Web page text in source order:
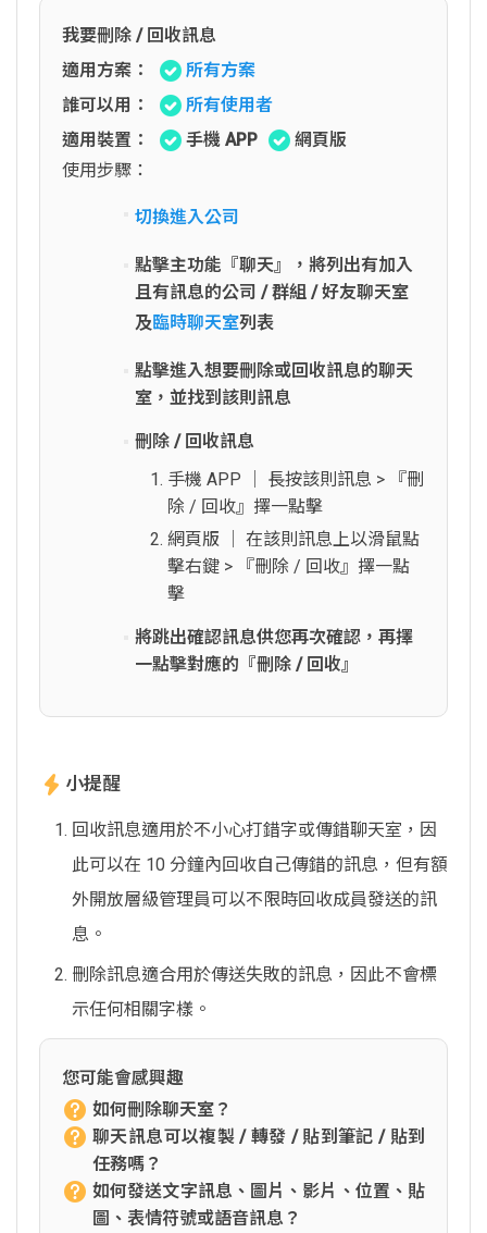
我要刪除 / 回收訊息
適用方案：
所有方案
誰可以用：
所有使用者
適用裝置：
手機 APP
網頁版
使用步驟：
切換進入公司
點擊主功能『聊天』，將列出有加入
且有訊息的公司 / 群組 / 好友聊天室
及臨時聊天室列表
點擊進入想要刪除或回收訊息的聊天
室，並找到該則訊息
刪除 / 回收訊息
手機 APP │ 長按該則訊息 > 『刪
除 / 回收』擇一點擊
網頁版 │ 在該則訊息上以滑鼠點
擊右鍵 > 『刪除 / 回收』擇一點
擊
將跳出確認訊息供您再次確認，再擇
一點擊對應的『刪除 / 回收』
小提醒
回收訊息適用於不小心打錯字或傳錯聊天室，因
此可以在 10 分鐘內回收自己傳錯的訊息，但有額
外開放層級管理員可以不限時回收成員發送的訊
息。
刪除訊息適合用於傳送失敗的訊息，因此不會標
示任何相關字樣。
您可能會感興趣
如何刪除聊天室？
聊天訊息可以複製 / 轉發 / 貼到筆記 / 貼到
任務嗎？
如何發送文字訊息、圖片、影片、位置、貼
圖、表情符號或語音訊息？